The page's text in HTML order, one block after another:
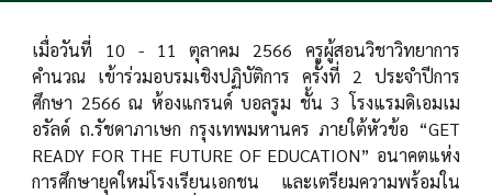
เมื่อวันที่ 10 - 11 ตุลาคม 2566 ครูผู้สอนวิชาวิทยาการ
คำนวณ เข้าร่วมอบรมเชิงปฏิบัติการ ครั้งที่ 2 ประจำปีการ
ศึกษา 2566 ณ ห้องแกรนด์ บอลรูม ชั้น 3 โรงแรมดิเอมเม
อรัลด์ ถ.รัชดาภาเษก กรุงเทพมหานคร ภายใต้หัวข้อ “GET
READY FOR THE FUTURE OF EDUCATION” อนาคตแห่ง
การศึกษายุคใหม่โรงเรียนเอกชน และเตรียมความพร้อมใน